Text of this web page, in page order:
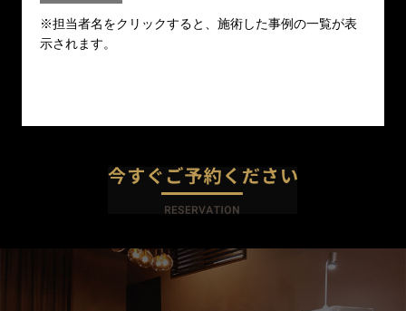
※担当者名をクリックすると、施術した事例の一覧が表
示されます。